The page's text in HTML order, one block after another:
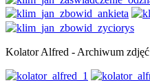
Kolator Alfred - Archiwum zdjęć